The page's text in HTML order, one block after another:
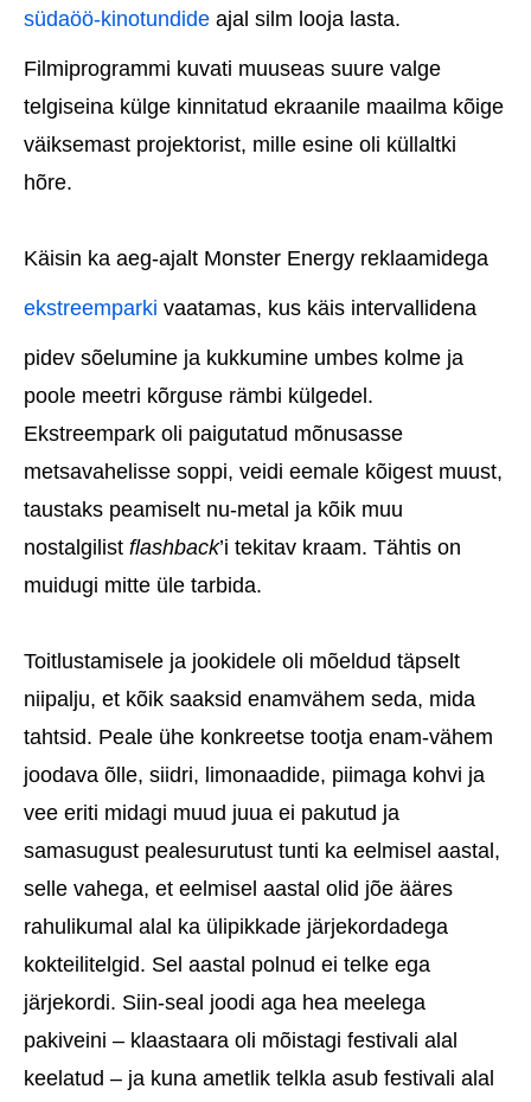
südaöö-kinotundide ajal silm looja lasta.
Filmiprogrammi kuvati muuseas suure valge
telgiseina külge kinnitatud ekraanile maailma kõige
väiksemast projektorist, mille esine oli küllaltki
hõre.
Käisin ka aeg-ajalt Monster Energy reklaamidega
ekstreemparki vaatamas, kus käis intervallidena
pidev sõelumine ja kukkumine umbes kolme ja
poole meetri kõrguse rämbi külgedel.
Ekstreempark oli paigutatud mõnusasse
metsavahelisse soppi, veidi eemale kõigest muust,
taustaks peamiselt nu-metal ja kõik muu
nostalgilist flashback’i tekitav kraam. Tähtis on
muidugi mitte üle tarbida.
Toitlustamisele ja jookidele oli mõeldud täpselt
niipalju, et kõik saaksid enamvähem seda, mida
tahtsid. Peale ühe konkreetse tootja enam-vähem
joodava õlle, siidri, limonaadide, piimaga kohvi ja
vee eriti midagi muud juua ei pakutud ja
samasugust pealesurutust tunti ka eelmisel aastal,
selle vahega, et eelmisel aastal olid jõe ääres
rahulikumal alal ka ülipikkade järjekordadega
kokteilitelgid. Sel aastal polnud ei telke ega
järjekordi. Siin-seal joodi aga hea meelega
pakiveini – klaastaara oli mõistagi festivali alal
keelatud – ja kuna ametlik telkla asub festivali alal